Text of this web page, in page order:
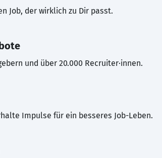
Job, der wirklich zu Dir passt.
und über 20.000 Recruiter·innen.
Impulse für ein besseres Job-Leben.